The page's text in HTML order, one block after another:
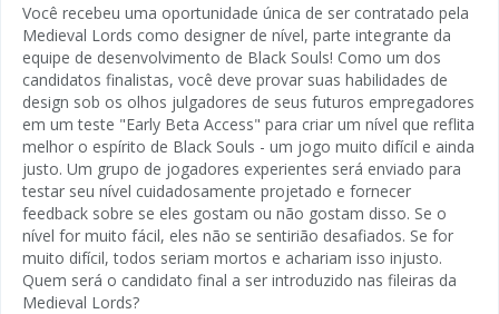
Você recebeu uma oportunidade única de ser contratado pela
Medieval Lords como designer de nível, parte integrante da
equipe de desenvolvimento de Black Souls! Como um dos
candidatos finalistas, você deve provar suas habilidades de
design sob os olhos julgadores de seus futuros empregadores
em um teste "Early Beta Access" para criar um nível que reflita
melhor o espírito de Black Souls - um jogo muito difícil e ainda
justo. Um grupo de jogadores experientes será enviado para
testar seu nível cuidadosamente projetado e fornecer
feedback sobre se eles gostam ou não gostam disso. Se o
nível for muito fácil, eles não se sentirião desafiados. Se for
muito difícil, todos seriam mortos e achariam isso injusto.
Quem será o candidato final a ser introduzido nas fileiras da
Medieval Lords?